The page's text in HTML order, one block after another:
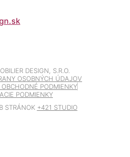
DESIGN, S.R.O.
OSOBNÝCH ÚDAJOV
PODMIENKY
PODMIENKY
STRÁNOK +421 STUDIO